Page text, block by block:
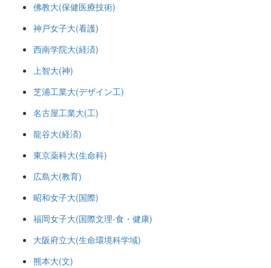
佛教大(保健医療技術)
神戸女子大(看護)
西南学院大(経済)
上智大(神)
芝浦工業大(デザイン工)
名古屋工業大(工)
龍谷大(経済)
東京薬科大(生命科)
広島大(教育)
昭和女子大(国際)
福岡女子大(国際文理-食・健康)
大阪府立大(生命環境科学域)
熊本大(文)